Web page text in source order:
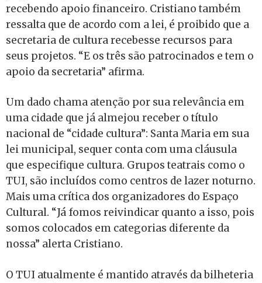
recebendo apoio financeiro. Cristiano também
ressalta que de acordo com a lei, é proibido que a
secretaria de cultura recebesse recursos para
seus projetos. “E os três são patrocinados e tem o
apoio da secretaria” afirma.
Um dado chama atenção por sua relevância em
uma cidade que já almejou receber o título
nacional de “cidade cultura”: Santa Maria em sua
lei municipal, sequer conta com uma cláusula
que especifique cultura. Grupos teatrais como o
TUI, são incluídos como centros de lazer noturno.
Mais uma crítica dos organizadores do Espaço
Cultural. “Já fomos reivindicar quanto a isso, pois
somos colocados em categorias diferente da
nossa” alerta Cristiano.
O TUI atualmente é mantido através da bilheteria